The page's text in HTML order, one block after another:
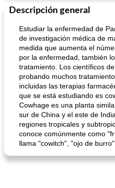
Descripción general
Estudiar la enfermedad de
de investigación médica de
medida que aumenta el
por la enfermedad, también
tratamiento. Los científicos
probando muchos
incluidas las terapias
que se está estudiando es
Cowhage es una planta
sur de China y el este de
regiones tropicales y
conoce comúnmente como
llama "cowitch", "ojo de